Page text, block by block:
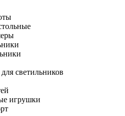
светильников
игрушки